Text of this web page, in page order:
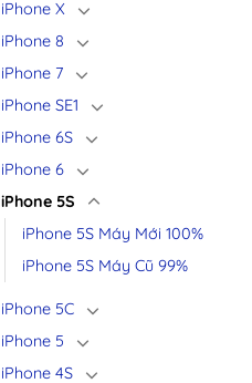
iPhone X
iPhone 8
iPhone 7
iPhone SE1
iPhone 6S
iPhone 6
iPhone 5S
iPhone 5S Máy Mới 100%
iPhone 5S Máy Cũ 99%
iPhone 5C
iPhone 5
iPhone 4S